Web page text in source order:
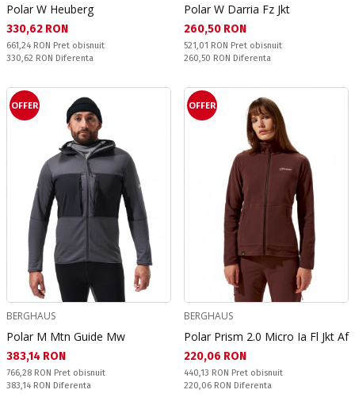
Polar W Heuberg
Текуща цена:
330,62 RON
Pret obisnuit:
661,24 RON Pret obisnuit
Спестявате:
330,62 RON Diferenta
Polar W Darria Fz Jkt
Текуща цена:
260,50 RON
Pret obisnuit:
521,01 RON Pret obisnuit
Спестявате:
260,50 RON Diferenta
OFFER
BERGHAUS
Polar M Mtn Guide Mw
Текуща цена:
383,14 RON
Pret obisnuit:
766,28 RON Pret obisnuit
Спестявате:
383,14 RON Diferenta
OFFER
BERGHAUS
Polar Prism 2.0 Micro Ia Fl Jkt Af
Текуща цена:
220,06 RON
Pret obisnuit:
440,13 RON Pret obisnuit
Спестявате:
220,06 RON Diferenta